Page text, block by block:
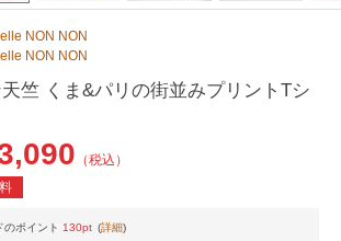
NON NON
NON NON
竺 くま&パリの街並みプリントTシ
（税込）
のポイント 130pt (詳細)